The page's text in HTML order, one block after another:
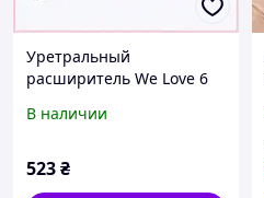
Уретральный
расширитель We Love 6
В наличии
523₴